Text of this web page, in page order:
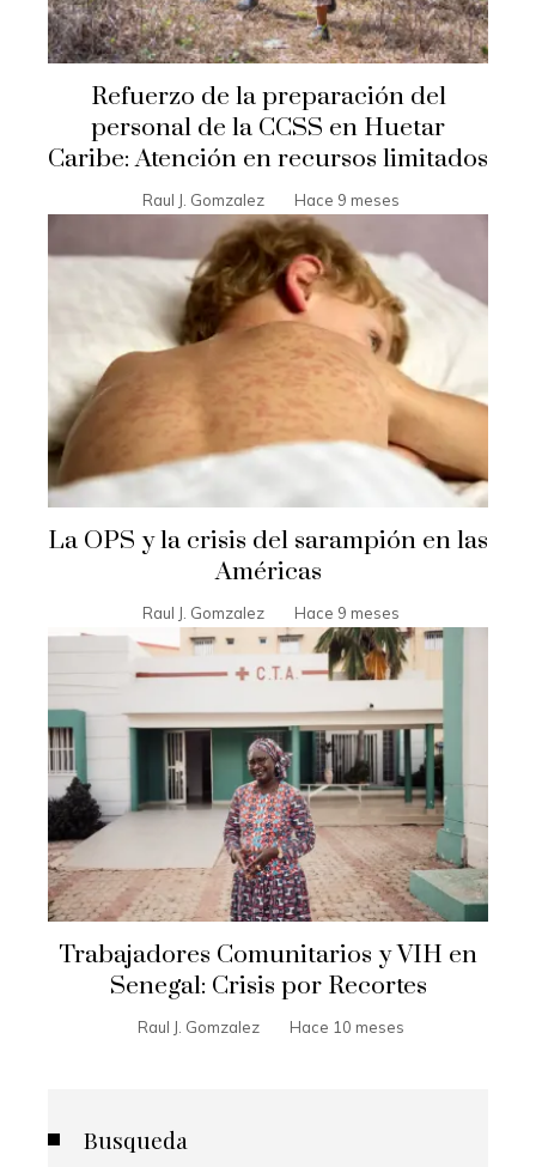
Refuerzo de la preparación del
personal de la CCSS en Huetar
Caribe: Atención en recursos limitados
Raul J. Gomzalez Hace 9 meses
La OPS y la crisis del sarampión en las
Américas
Raul J. Gomzalez Hace 9 meses
Trabajadores Comunitarios y VIH en
Senegal: Crisis por Recortes
Raul J. Gomzalez Hace 10 meses
Busqueda